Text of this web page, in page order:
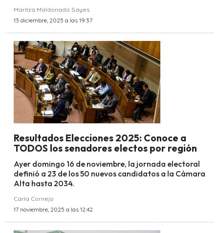
Maritza Maldonado Sayes
13 diciembre, 2025 a las 19:37
Resultados Elecciones 2025: Conoce a
TODOS los senadores electos por región
Ayer domingo 16 de noviembre, la jornada electoral
definió a 23 de los 50 nuevos candidatos a la Cámara
Alta hasta 2034.
Carla Cornejo
17 noviembre, 2025 a las 12:42